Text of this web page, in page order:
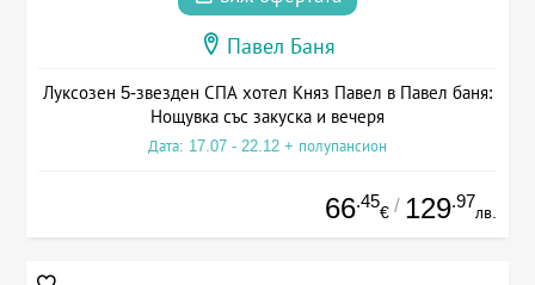
Павел Баня
Луксозен 5-звезден СПА хотел Княз Павел в Павел баня:
Нощувка със закуска и вечеря
Дата: 17.07 - 22.12 + полупансион
66.45
€ / 129.97
лв.